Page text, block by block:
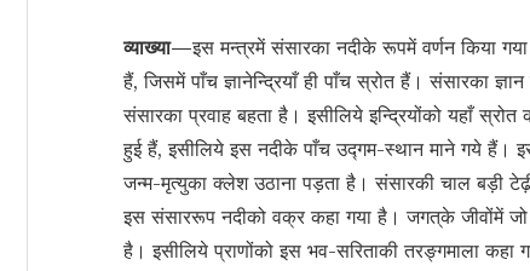
व्याख्या—इस मन्त्रमें संसारका नदीके रूपमें वर्णन किया
हैं, जिसमें पाँच ज्ञानेन्द्रियाँ ही पाँच स्रोत हैं। संसारका ज्ञान
संसारका प्रवाह बहता है। इसीलिये इन्द्रियोंको यहाँ स्रोत
हुई हैं, इसीलिये इस नदीके पाँच उद्‍गम-स्थान माने गये हैं।
जन्म-मृत्युका क्लेश उठाना पड़ता है। संसारकी चाल बड़ी
इस संसाररूप नदीको वक्र कहा गया है। जगत‍्के जीवोंमें जो
है। इसीलिये प्राणोंको इस भव-सरिताकी तरङ्गमाला कहा